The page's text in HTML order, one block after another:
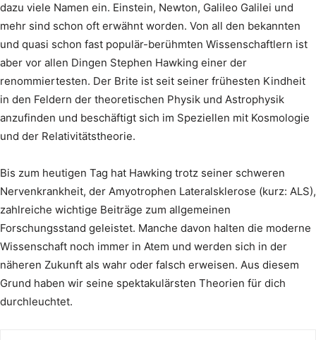
dazu viele Namen ein. Einstein, Newton, Galileo Galilei und
mehr sind schon oft erwähnt worden. Von all den bekannten
und quasi schon fast populär-berühmten Wissenschaftlern ist
aber vor allen Dingen Stephen Hawking einer der
renommiertesten. Der Brite ist seit seiner frühesten Kindheit
in den Feldern der theoretischen Physik und Astrophysik
anzufinden und beschäftigt sich im Speziellen mit Kosmologie
und der Relativitätstheorie.
Bis zum heutigen Tag hat Hawking trotz seiner schweren
Nervenkrankheit, der Amyotrophen Lateralsklerose (kurz: ALS),
zahlreiche wichtige Beiträge zum allgemeinen
Forschungsstand geleistet. Manche davon halten die moderne
Wissenschaft noch immer in Atem und werden sich in der
näheren Zukunft als wahr oder falsch erweisen. Aus diesem
Grund haben wir seine spektakulärsten Theorien für dich
durchleuchtet.